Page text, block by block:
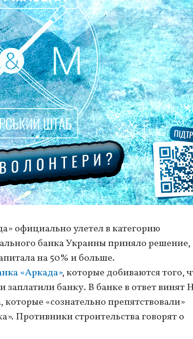
официально улетел в категорию
банка Украины приняло решение,
на 50% и больше.
«Аркада», которые добиваются того,
банку. В банке в ответ винят
«сознательно препятствовали»
Противники строительства говорят о